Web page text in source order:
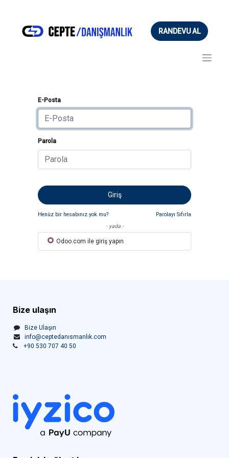
RANDEVU AL
E-Posta
Parola
Giriş
Henüz bir hesabınız yok mu?
Parolayı Sıfırla
- yada -
Odoo.com ile giriş yapın
Bize ulaşın
Bize Ulaşın
info@ceptedanısmanlık.com
+90 530 707 40 50